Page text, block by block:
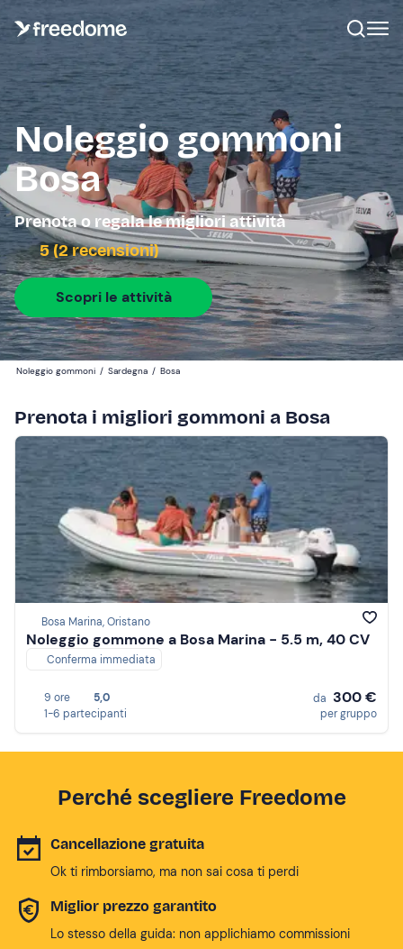
Noleggio gommoni
Bosa
Prenota o regala le migliori attività
5 (2 recensioni)
Scopri le attività
Noleggio gommoni / Sardegna / Bosa
Prenota i migliori gommoni a Bosa
Bosa Marina, Oristano
Noleggio gommone a Bosa Marina - 5.5 m, 40 CV
Conferma immediata
9 ore
5,0
1-6 partecipanti
da 300 €
per gruppo
Perché scegliere Freedome
Cancellazione gratuita
Ok ti rimborsiamo, ma non sai cosa ti perdi
Miglior prezzo garantito
Lo stesso della guida: non applichiamo commissioni